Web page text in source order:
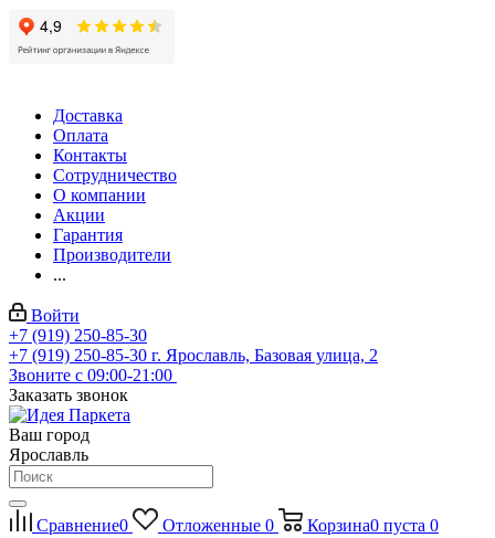
Доставка
Оплата
Контакты
Сотрудничество
О компании
Акции
Гарантия
Производители
...
Войти
+7 (919) 250-85-30
+7 (919) 250-85-30 г. Ярославль, Базовая улица, 2
Звоните с 09:00-21:00
Заказать звонок
Ваш город
Ярославль
Сравнение0 Отложенные 0 Корзина0 пуста 0